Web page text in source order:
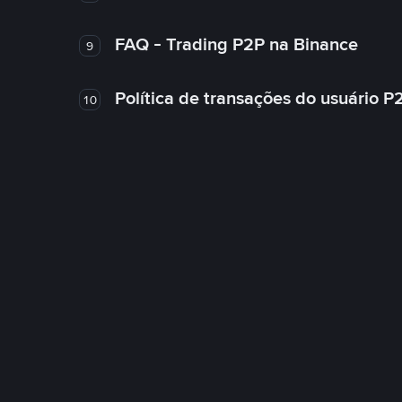
9 FAQ - Trading P2P na Binance
10 Política de transações do usuário